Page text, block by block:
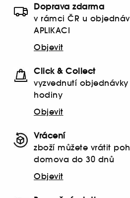
Doprava zdarma
v rámci ČR u
APLIKACI
Objevit
Click & Collect
vyzvednutí
hodiny
Objevit
Vrácení
zboží můžete vrátit
domova do 30 dnů
Objevit